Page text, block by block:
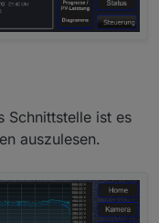
Schnittstelle ist es
auszulesen.